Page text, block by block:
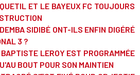
ET LE BAYEUX FC TOUJOURS
SIDIBÉ ONT-ILS ENFIN DIGÉRÉ
3 ?
LEROY EST PROGRAMMÉE
BOUT POUR SON MAINTIEN